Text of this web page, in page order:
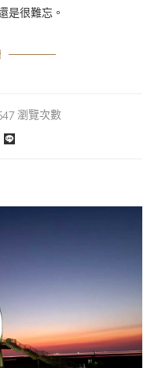
是很難忘。
瀏覽次數